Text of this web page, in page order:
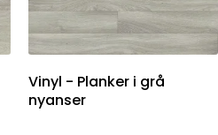
Vinyl - Planker i grå
nyanser